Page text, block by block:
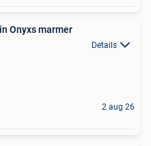
Onyxs marmer
Details
2 aug 26